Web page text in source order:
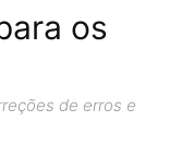
os
de erros e